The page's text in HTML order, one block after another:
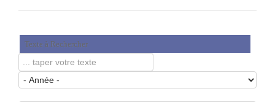
Texte à Rechercher